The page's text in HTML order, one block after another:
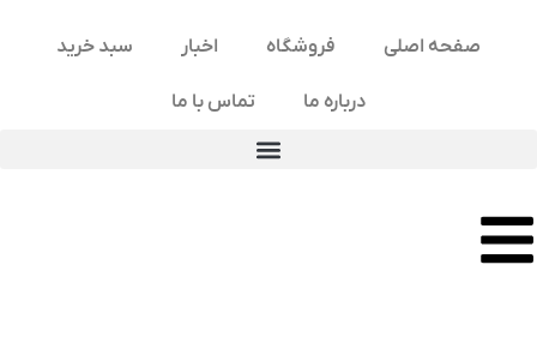
صفحه اصلی فروشگاه اخبار سبد خرید
درباره ما تماس با ما